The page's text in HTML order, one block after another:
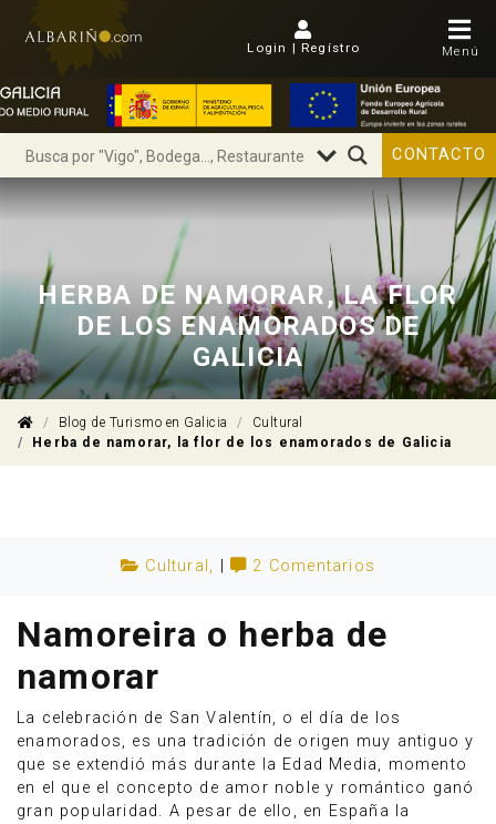
Login | Regístro Menú
CONTACTO
HERBA DE NAMORAR, LA FLOR
DE LOS ENAMORADOS DE
GALICIA
Blog de Turismo en Galicia
Cultural
Herba de namorar, la flor de los enamorados de Galicia
Cultural , 2 Comentarios
Namoreira o herba de
namorar
La celebración de San Valentín, o el día de los
enamorados, es una tradición de origen muy antiguo y
que se extendió más durante la Edad Media, momento
en el que el concepto de amor noble y romántico ganó
gran popularidad. A pesar de ello, en España la